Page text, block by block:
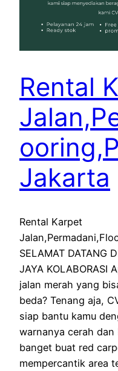
Rental
Jakarta
Rental Karpet
SELAMAT DATANG
JAYA KOLABORASI
jalan merah yang
beda? Tenang aja,
siap bantu kamu
warnanya cerah
banget buat red
mempercantik area